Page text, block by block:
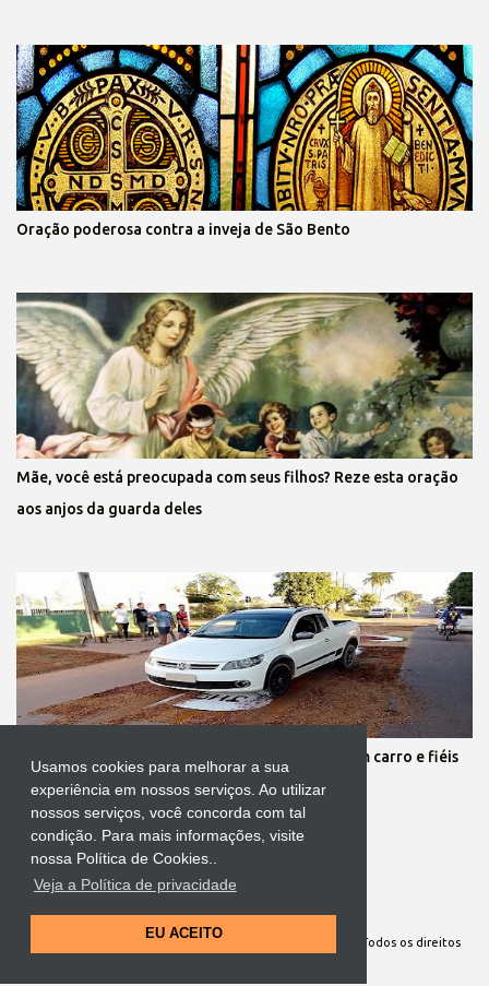
Usamos cookies para melhorar a sua
experiência em nossos serviços. Ao utilizar
nossos serviços, você concorda com tal
condição. Para mais informações, visite
nossa Política de Cookies..
Veja a Política de privacidade
EU ACEITO
Oração poderosa contra a inveja de São Bento
Mãe, você está preocupada com seus filhos? Reze esta oração
aos anjos da guarda deles
Protestante destrói tapete de Corpus Christi com carro e fiéis
se revoltam
Tecnologia do Blogger
Site Oficial da Comunidade Nossa Senhora cuida de mim. Todos os direitos